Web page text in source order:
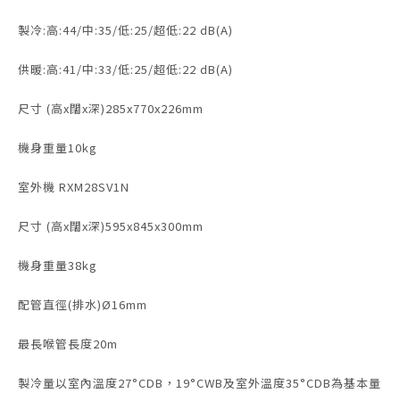
製冷:高:44/中:35/低:25/超低:22 dB(A)
供暖:高:41/中:33/低:25/超低:22 dB(A)
尺寸 (高x闊x深)285x770x226mm
機身重量10kg
室外機 RXM28SV1N
尺寸 (高x闊x深)595x845x300mm
機身重量38kg
配管直徑(排水)Ø16mm
最長喉管長度20m
製冷量以室內溫度27°CDB，19°CWB及室外溫度35°CDB為基本量